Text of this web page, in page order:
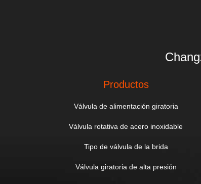
Productos
Válvula de alimentación giratoria
Válvula rotativa de acero inoxidable
Tipo de válvula de la brida
Válvula giratoria de alta presión